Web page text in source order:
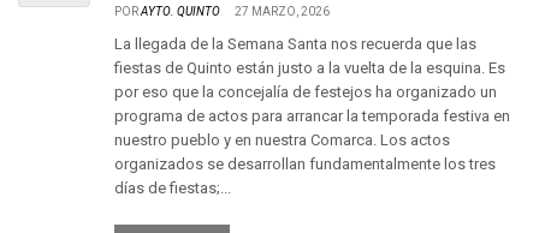
PORAYTO. QUINTO 27 MARZO, 2026
La llegada de la Semana Santa nos recuerda que las
fiestas de Quinto están justo a la vuelta de la esquina. Es
por eso que la concejalía de festejos ha organizado un
programa de actos para arrancar la temporada festiva en
nuestro pueblo y en nuestra Comarca. Los actos
organizados se desarrollan fundamentalmente los tres
días de fiestas;...